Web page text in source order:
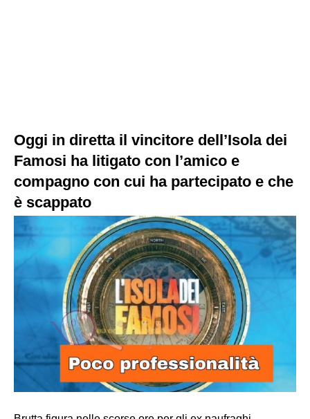
Oggi in diretta il vincitore dell’Isola dei
Famosi ha litigato con l’amico e
compagno con cui ha partecipato e che
è scappato